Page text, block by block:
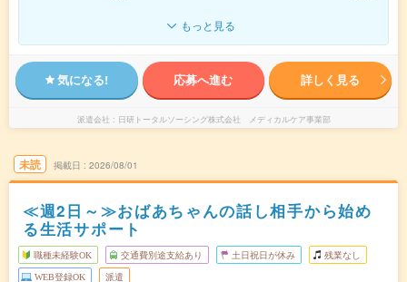
もっと見る
気になる! 応募へ進む 詳しく見る
派遣会社 日研トータルソーシング株式会社 メディカルケア事業部
未読 掲載日 2026/08/01
≪週2日～≫おばあちゃんの話し相手から始め
る生活サポート
職種未経験OK 交通費別途支給あり 土日祝日が休み 残業なし
WEB登録OK 派遣